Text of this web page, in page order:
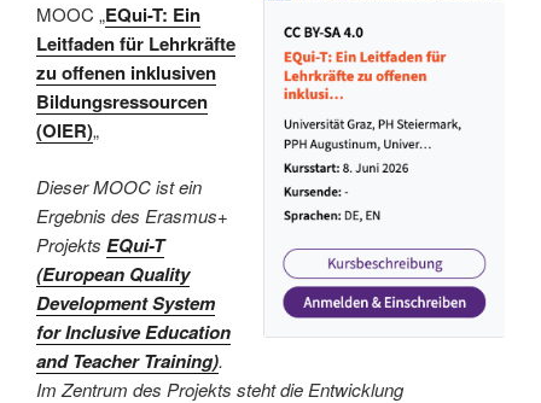
MOOC „EQui-T: Ein
Leitfaden für Lehrkräfte
zu offenen inklusiven
Bildungsressourcen
(OIER)„
Dieser MOOC ist ein
Ergebnis des Erasmus+
Projekts EQui-T
(European Quality
Development System
for Inclusive Education
and Teacher Training).
Im Zentrum des Projekts steht die Entwicklung